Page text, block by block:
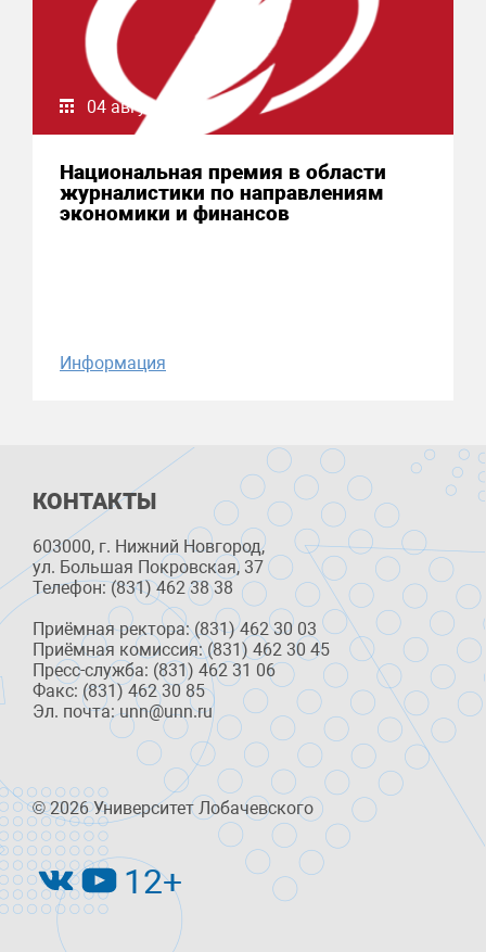
04 августа 2026
Национальная премия в области
журналистики по направлениям
экономики и финансов
Информация
КОНТАКТЫ
603000, г. Нижний Новгород,
ул. Большая Покровская, 37
Телефон: (831) 462 38 38
Приёмная ректора: (831) 462 30 03
Приёмная комиссия: (831) 462 30 45
Пресс-служба: (831) 462 31 06
Факс: (831) 462 30 85
Эл. почта: unn@unn.ru
© 2026 Университет Лобачевского
12+